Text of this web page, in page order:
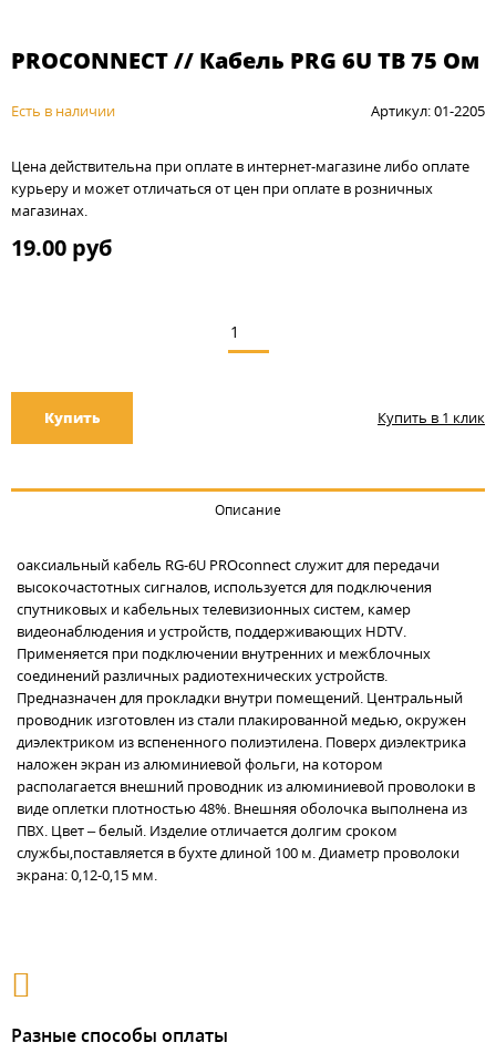
PROCONNECT // Кабель РRG 6U ТВ 75 Ом
Есть в наличии Артикул: 01-2205
Цена действительна при оплате в интернет-магазине либо оплате
курьеру и может отличаться от цен при оплате в розничных
магазинах.
19.00 руб
Купить Купить в 1 клик
Описание
оаксиальный кабель RG-6U PROconnect служит для передачи
высокочастотных сигналов, используется для подключения
спутниковых и кабельных телевизионных систем, камер
видеонаблюдения и устройств, поддерживающих HDTV.
Применяется при подключении внутренних и межблочных
соединений различных радиотехнических устройств.
Предназначен для прокладки внутри помещений. Центральный
проводник изготовлен из стали плакированной медью, окружен
диэлектриком из вспененного полиэтилена. Поверх диэлектрика
наложен экран из алюминиевой фольги, на котором
располагается внешний проводник из алюминиевой проволоки в
виде оплетки плотностью 48%. Внешняя оболочка выполнена из
ПВХ. Цвет – белый. Изделие отличается долгим сроком
службы,поставляется в бухте длиной 100 м. Диаметр проволоки
экрана: 0,12-0,15 мм.
Разные способы оплаты